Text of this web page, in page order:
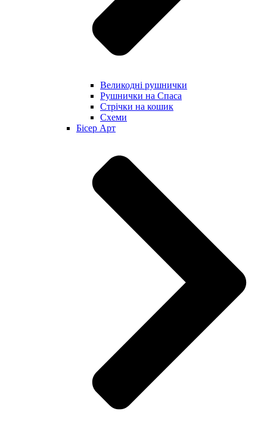
Великодні рушнички
Рушнички на Спаса
Стрічки на кошик
Схеми
Бісер Арт